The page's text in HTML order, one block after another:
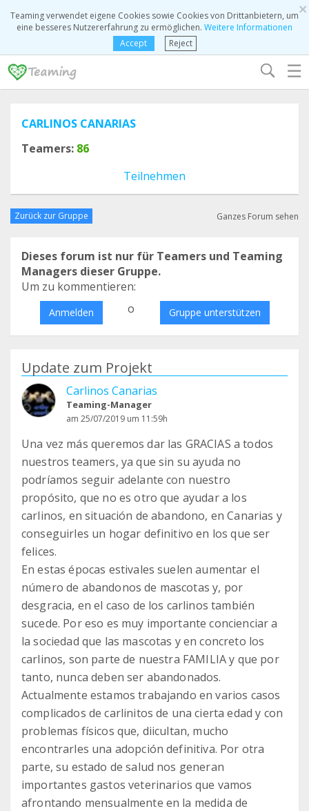
×
Teaming verwendet eigene Cookies sowie Cookies von Drittanbietern, um
eine besseres Nutzererfahrung zu ermöglichen. Weitere Informationen
Accept
Reject
☰
CARLINOS CANARIAS
Teamers: 86
Teilnehmen
Zurück zur Gruppe Ganzes Forum sehen
Dieses forum ist nur für Teamers und Teaming
Managers dieser Gruppe.
Um zu kommentieren:
Anmelden o Gruppe unterstützen
Update zum Projekt
Carlinos Canarias
Teaming-Manager
am 25/07/2019 um 11:59h
Una vez más queremos dar las GRACIAS a todos
nuestros teamers, ya que sin su ayuda no
podríamos seguir adelante con nuestro
propósito, que no es otro que ayudar a los
carlinos, en situación de abandono, en Canarias y
conseguirles un hogar definitivo en los que ser
felices.
En estas épocas estivales suelen aumentar el
número de abandonos de mascotas y, por
desgracia, en el caso de los carlinos también
sucede. Por eso es muy importante concienciar a
la sociedad que las mascotas y en concreto los
carlinos, son parte de nuestra FAMILIA y que por
tanto, nunca deben ser abandonados.
Actualmente estamos trabajando en varios casos
complicados de carlinitos de una cierta edad y con
problemas físicos que, diicultan, mucho
encontrarles una adopción definitiva. Por otra
parte, su estado de salud nos generan
importantes gastos veterinarios que vamos
afrontando mensualmente en la medida de